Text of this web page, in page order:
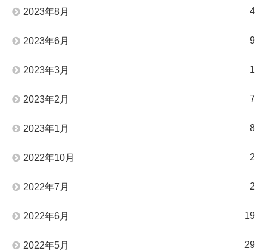
2023年8月 4
2023年6月 9
2023年3月 1
2023年2月 7
2023年1月 8
2022年10月 2
2022年7月 2
2022年6月 19
2022年5月 29